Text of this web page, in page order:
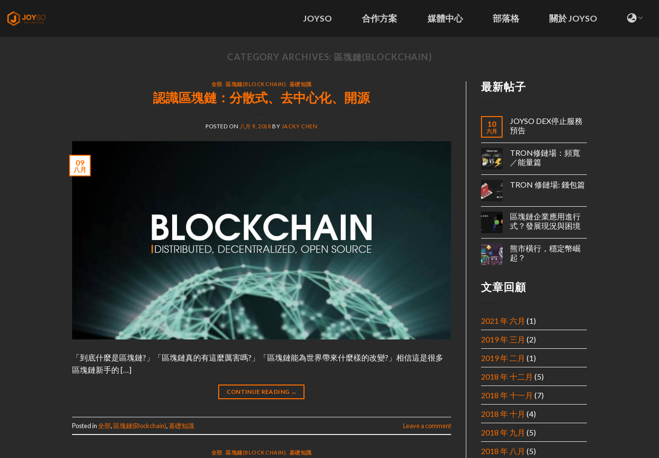
JOYSO 合作方案 媒體中心 部落格 關於 JOYSO
CATEGORY ARCHIVES: 區塊鏈(BLOCKCHAIN)
全部 區塊鏈(BLOCKCHAIN) 基礎知識
認識區塊鏈：分散式、去中心化、開源
POSTED ON 八月 9, 2018 BY JACKY CHEN
09
八月
「到底什麼是區塊鏈?」「區塊鏈真的有這麼厲害嗎?」「區塊鏈能為世界帶來什麼樣的改變?」相信這是很多
區塊鏈新手的 […]
CONTINUE READING →
Posted in全部,區塊鏈(Blockchain),基礎知識 Leave a comment
全部 區塊鏈(BLOCKCHAIN) 基礎知識
最新帖子
10
六月
JOYSO DEX停止服務
預告
TRON修鏈場：頻寬
／能量篇
TRON 修鏈場: 錢包篇
區塊鏈企業應用進行
式？發展現況與困境
熊市橫行，穩定幣崛
起？
文章回顧
2021 年 六月 (1)
2019 年 三月 (2)
2019 年 二月 (1)
2018 年 十二月 (5)
2018 年 十一月 (7)
2018 年 十月 (4)
2018 年 九月 (5)
2018 年 八月 (5)